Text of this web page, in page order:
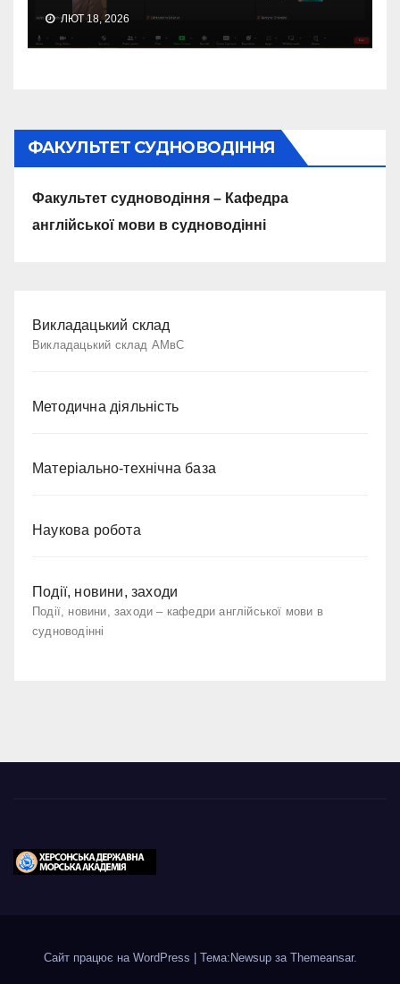
ЛЮТ 18, 2026
ФАКУЛЬТЕТ СУДНОВОДІННЯ
Факультет судноводіння – Кафедра
англійської мови в судноводінні
Викладацький склад
Викладацький склад АМвС
Методична діяльність
Матеріально-технічна база
Наукова робота
Події, новини, заходи
Події, новини, заходи – кафедри англійської мови в
судноводінні
Сайт працює на WordPress | Тема:Newsup за Themeansar.